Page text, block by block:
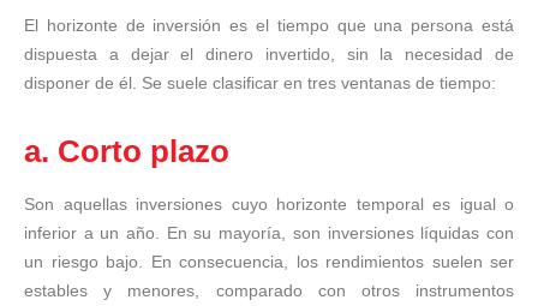
El horizonte de inversión es el tiempo que una persona está
dispuesta a dejar el dinero invertido, sin la necesidad de
disponer de él. Se suele clasificar en tres ventanas de tiempo:
a. Corto plazo
Son aquellas inversiones cuyo horizonte temporal es igual o
inferior a un año. En su mayoría, son inversiones líquidas con
un riesgo bajo. En consecuencia, los rendimientos suelen ser
estables y menores, comparado con otros instrumentos